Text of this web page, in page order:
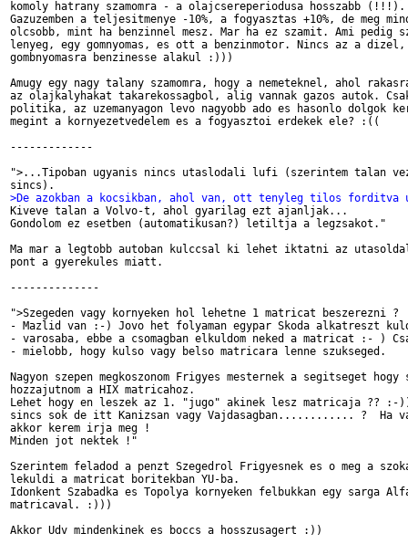
komoly hatrany szamomra - a olajcsereperiodusa hosszabb (!!!).
Gazuzemben a teljesitmenye -10%, a fogyasztas +10%, de meg
olcsobb, mint ha benzinnel mesz. Mar ha ez szamit. Ami pedig
lenyeg, egy gomnyomas, es ott a benzinmotor. Nincs az a dizel,
gombnyomasra benzinesse alakul :)))
Amugy egy nagy talany szamomra, hogy a nemeteknel, ahol
az olajkalyhakat takarekossagbol, alig vannak gazos autok.
politika, az uzemanyagon levo nagyobb ado es hasonlo dolgok
megint a kornyezetvedelem es a fogyasztoi erdekek ele? :((
-------------
">...Tipoban ugyanis nincs utaslodali lufi (szerintem talan
>De azokban a kocsikban, ahol van, ott tenyleg tilos
Kiveve talan a Volvo-t, ahol gyarilag ezt ajanljak...
Gondolom ez esetben (automatikusan?) letiltja a legzsakot."
Ma mar a legtobb autoban kulccsal ki lehet iktatni az
pont a gyerekules miatt.
--------------
">Szegeden vagy kornyeken hol lehetne 1 matricat beszerezni ?
- Mazlid van :-) Jovo het folyaman egypar Skoda alkatreszt
- varosaba, ebbe a csomagban elkuldom neked a matricat :- )
- mielobb, hogy kulso vagy belso matricara lenne szukseged.
Nagyon szepen megkoszonom Frigyes mesternek a segitseget
hozzajutnom a HIX matricahoz.
Lehet hogy en leszek az 1. "jugo" akinek lesz matricaja ?? :-))
sincs sok de itt Kanizsan vagy Vajdasagban............ ?  Ha
akkor kerem irja meg !
Minden jot nektek !"
Szerintem feladod a penzt Szegedrol Frigyesnek es o meg a
lekuldi a matricat boritekban YU-ba.
Idonkent Szabadka es Topolya kornyeken felbukkan egy sarga
matricaval. :)))
Akkor Udv mindenkinek es boccs a hosszusagert :))